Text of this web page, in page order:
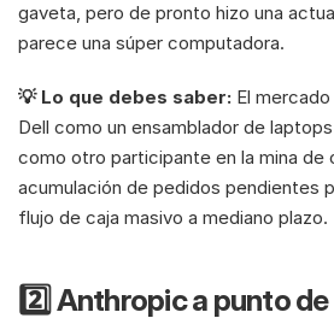
gaveta, pero de pronto hizo una
parece una súper computadora.
💡 Lo que debes saber: El
Dell como un ensamblador de
como otro participante en la mina de
acumulación de pedidos pendientes
flujo de caja masivo a mediano plazo.
2️⃣ Anthropic a punto